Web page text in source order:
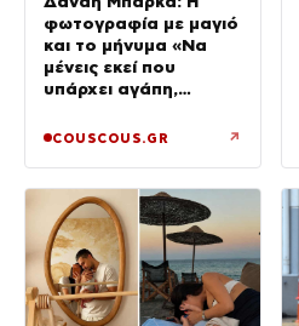
φωτογραφία με μαγιό
και το μήνυμα «Να
μένεις εκεί που
υπάρχει αγάπη,
αμοιβαιότητα»
COUSCOUS.GR ↗